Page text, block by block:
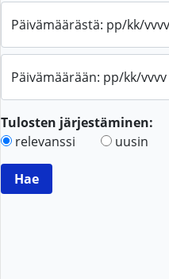
Päivämäärästä: pp/kk/vvvv
Päivämäärään: pp/kk/vvvv
Tulosten järjestäminen:
relevanssi
uusin